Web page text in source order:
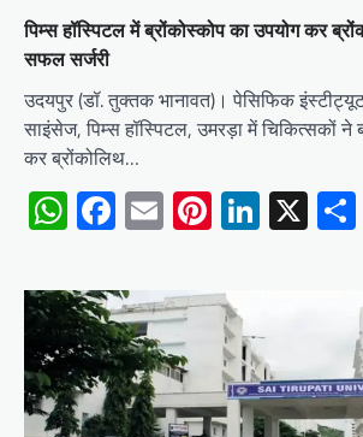
पिम्स हॉस्पिटल में ब्रोंकोस्कोप का उपयोग कर
सफल सर्जरी
उदयपुर (डॉ. तुक्तक भानावत)। पेसिफिक
साइंसेज, पिम्स हॉस्पिटल, उमरड़ा में चिकित्सकों ने
कर ब्रोंकोलिथ…
WhatsApp
Facebook
EmailPinterest
X